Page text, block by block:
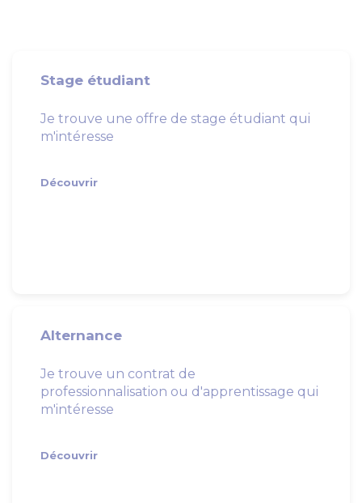
Stage étudiant
Je trouve une offre de stage étudiant qui
m'intéresse
Découvrir
Alternance
Je trouve un contrat de
professionnalisation ou d'apprentissage qui
m'intéresse
Découvrir